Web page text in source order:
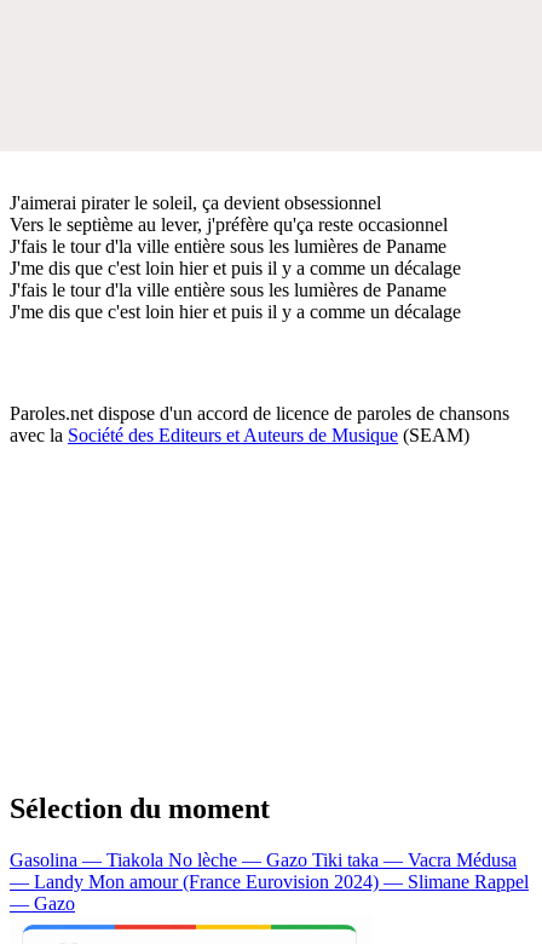
J'aimerai pirater le soleil, ça devient obsessionnel
Vers le septième au lever, j'préfère qu'ça reste occasionnel
J'fais le tour d'la ville entière sous les lumières de Paname
J'me dis que c'est loin hier et puis il y a comme un décalage
J'fais le tour d'la ville entière sous les lumières de Paname
J'me dis que c'est loin hier et puis il y a comme un décalage
Paroles.net dispose d'un accord de licence de paroles de chansons
avec la Société des Editeurs et Auteurs de Musique (SEAM)
Sélection du moment
Gasolina — Tiakola No lèche — Gazo Tiki taka — Vacra Médusa
— Landy Mon amour (France Eurovision 2024) — Slimane Rappel
— Gazo